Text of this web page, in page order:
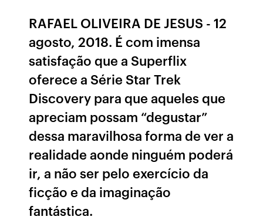
RAFAEL OLIVEIRA DE JESUS - 12
agosto, 2018. É com imensa
satisfação que a Superflix
oferece a Série Star Trek
Discovery para que aqueles que
apreciam possam “degustar”
dessa maravilhosa forma de ver a
realidade aonde ninguém poderá
ir, a não ser pelo exercício da
ficção e da imaginação
fantástica.